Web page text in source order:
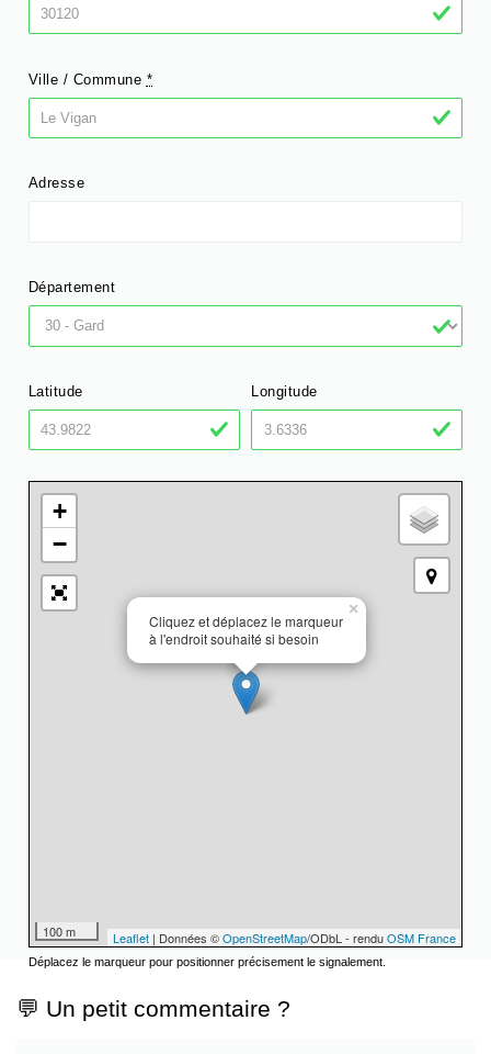
Ville / Commune *
Adresse
Département
Latitude Longitude
Cliquez et déplacez le marqueur
à l'endroit souhaité si besoin
×
+
−
100 m Leaflet | Données ©OpenStreetMap/ODbL - renduOSM France
Déplacez le marqueur pour positionner précisement le signalement.
💬 Un petit commentaire ?